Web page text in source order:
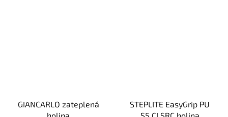
GIANCARLO zateplená
STEPLITE EasyGrip PU